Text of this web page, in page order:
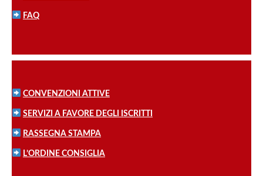
FAQ
CONVENZIONI ATTIVE
SERVIZI A FAVORE DEGLI ISCRITTI
RASSEGNA STAMPA
L’ORDINE CONSIGLIA